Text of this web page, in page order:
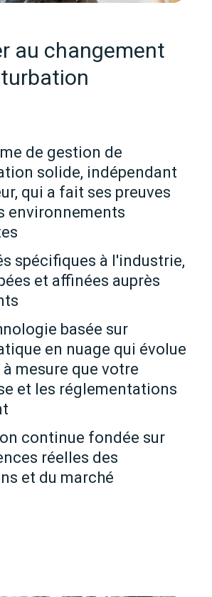
au changement
de gestion de
solide, indépendant
qui a fait ses preuves
environnements
spécifiques à l'industrie,
et affinées auprès
basée sur
en nuage qui évolue
mesure que votre
et les réglementations
continue fondée sur
réelles des
et du marché